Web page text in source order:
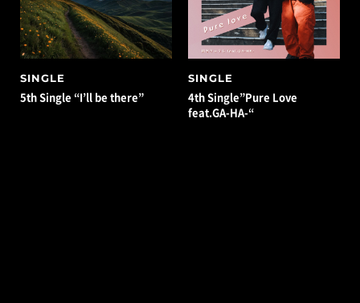
SINGLE
5th Single “I’ll be there”
SINGLE
4th Single”Pure Love
feat.GA-HA-“